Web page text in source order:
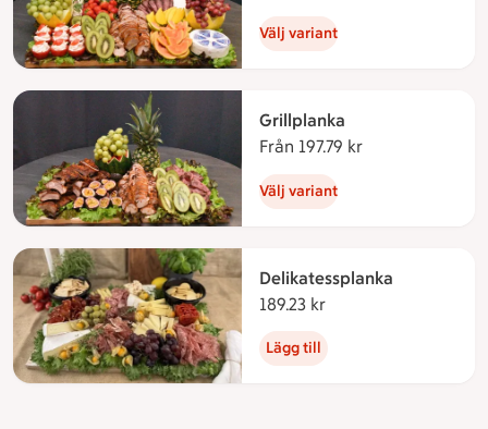
Välj variant
Grillplanka
Från 197.79 kr
Välj variant
Delikatessplanka
189.23 kr
Lägg till